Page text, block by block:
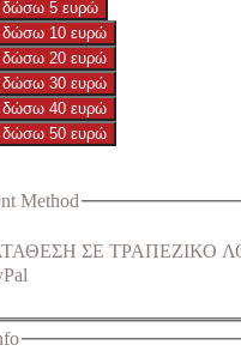
5 ευρώ
10 ευρώ
20 ευρώ
30 ευρώ
40 ευρώ
50 ευρώ
Method
ΣΕ ΤΡΑΠΕΖΙΚΟ